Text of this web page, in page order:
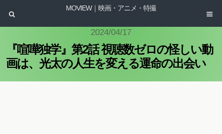
MOVIEW｜映画・アニメ・特撮
2024/04/17
『喧嘩独学』第2話 視聴数ゼロの怪しい動
画は、光太の人生を変える運命の出会い